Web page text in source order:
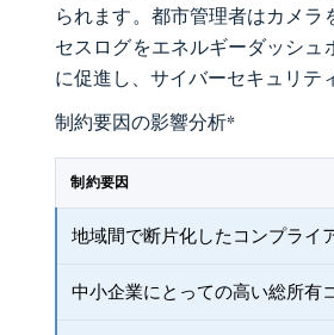
られます。都市管理者はカメ
セスログをエネルギーダッシ
に促進し、サイバーセキュリテ
制約要因の影響分析*
制約要因
地域間で断片化したコンプライ
中小企業にとっての高い総所有